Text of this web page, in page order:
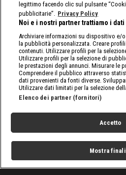
legittimo facendo clic sul pulsante
pubblicitarie”. Privacy Policy
Noi e i nostri partner trattiamo i
Archiviare informazioni su dispositivo e/
la pubblicità personalizzata. Creare
contenuti. Utilizzare profili per la
Utilizzare profili per la selezione di
le prestazioni degli annunci. Misurare le
Comprendere il pubblico attraverso
dati provenienti da fonti diverse.
Utilizzare dati limitati per la selezione
Elenco dei partner (fornitori)
Accetto
Mostra